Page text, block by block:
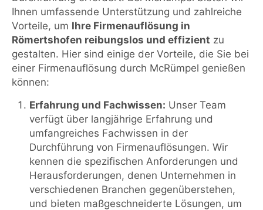
Ihnen umfassende Unterstützung und zahlreiche
Vorteile, um Ihre Firmenauflösung in
Römertshofen reibungslos und effizient zu
gestalten. Hier sind einige der Vorteile, die Sie bei
einer Firmenauflösung durch McRümpel genießen
können:
Erfahrung und Fachwissen: Unser Team
verfügt über langjährige Erfahrung und
umfangreiches Fachwissen in der
Durchführung von Firmenauflösungen. Wir
kennen die spezifischen Anforderungen und
Herausforderungen, denen Unternehmen in
verschiedenen Branchen gegenüberstehen,
und bieten maßgeschneiderte Lösungen, um